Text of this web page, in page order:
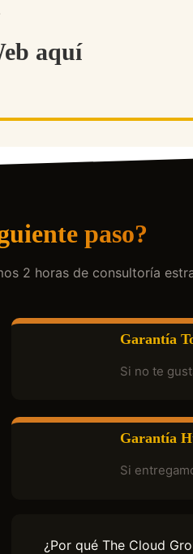
aquí
paso?
2 horas de consultoría
Garantía
Si no te
Garantía
Si
¿Por qué The Cloud